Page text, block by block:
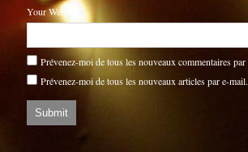
Your Website
Prévenez-moi de tous les nouveaux commentaires par
Prévenez-moi de tous les nouveaux articles par e-mail.